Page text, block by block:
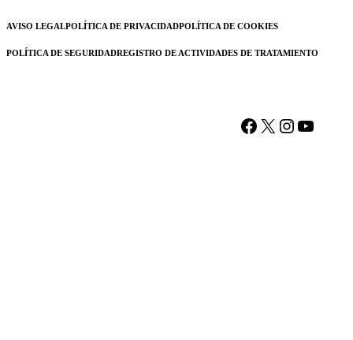
AVISO LEGALPOLÍTICA DE PRIVACIDADPOLÍTICA DE COOKIES
POLÍTICA DE SEGURIDADREGISTRO DE ACTIVIDADES DE TRATAMIENTO
Facebook
X Instagram